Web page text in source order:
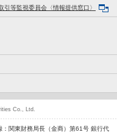
引等監視委員会〈情報提供窓口〉
関東財務局長（金商）第61号 銀行代
Co., Ltd.